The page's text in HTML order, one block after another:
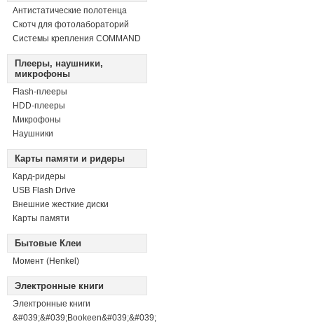
Антистатические полотенца
Скотч для фотолабораторий
Системы крепления COMMAND
Плееры, наушники,
микрофоны
Flash-плееры
HDD-плееры
Микрофоны
Наушники
Карты памяти и ридеры
Кард-ридеры
USB Flash Drive
Внешние жесткие диски
Карты памяти
Бытовые Клеи
Момент (Henkel)
Электронные книги
Электронные книги
&#039;&#039;Bookeen&#039;&#039;